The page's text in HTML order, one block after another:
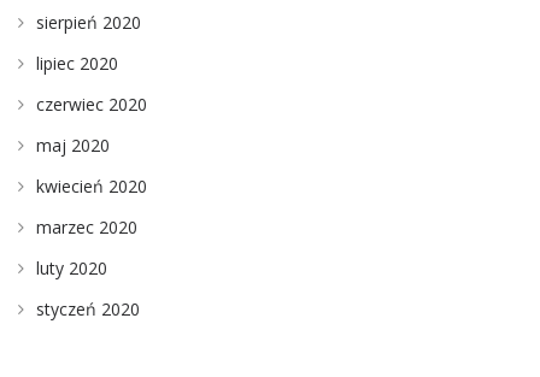
sierpień 2020
lipiec 2020
czerwiec 2020
maj 2020
kwiecień 2020
marzec 2020
luty 2020
styczeń 2020